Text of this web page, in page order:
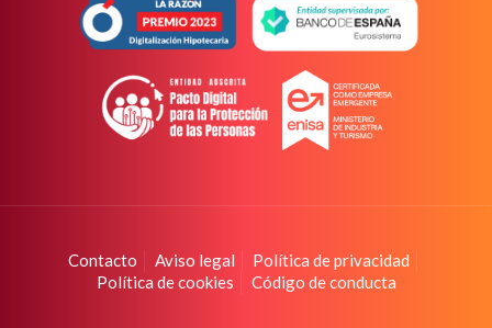
Contacto Aviso legal
Política de privacidad
Política de cookies
Código de conducta